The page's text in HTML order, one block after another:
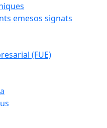
emesos signats
(FUE)